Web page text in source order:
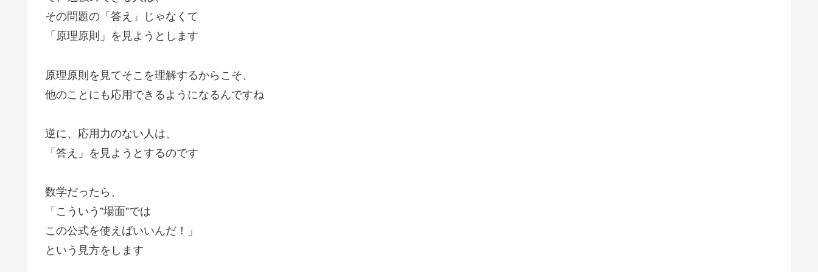
その問題の「答え」じゃなくて
「原理原則」を見ようとします
原理原則を見てそこを理解するからこそ、
他のことにも応用できるようになるんですね
逆に、応用力のない人は、
「答え」を見ようとするのです
数学だったら、
「こういう”場面”では
この公式を使えばいいんだ！」
という見方をします